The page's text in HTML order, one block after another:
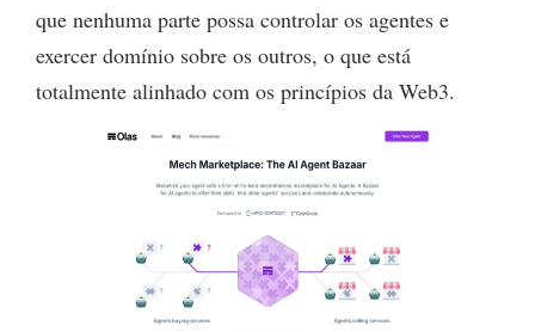
que nenhuma parte possa controlar os agentes e
exercer domínio sobre os outros, o que está
totalmente alinhado com os princípios da Web3.